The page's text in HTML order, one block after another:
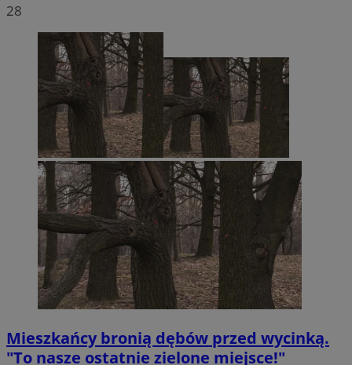
28
Mieszkańcy bronią dębów przed wycinką.
"To nasze ostatnie zielone miejsce!"